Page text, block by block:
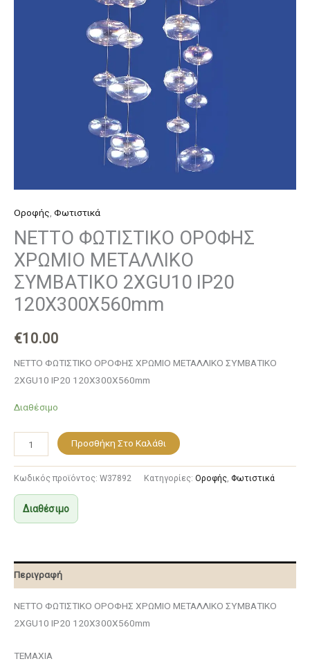
Οροφής, Φωτιστικά
NETTO ΦΩΤΙΣΤΙΚΟ ΟΡΟΦΗΣ
ΧΡΩΜΙΟ ΜΕΤΑΛΛΙΚΟ
ΣΥΜΒΑΤΙΚΟ 2ΧGU10 IP20
120Χ300Χ560mm
€10.00
NETTO ΦΩΤΙΣΤΙΚΟ ΟΡΟΦΗΣ ΧΡΩΜΙΟ ΜΕΤΑΛΛΙΚΟ ΣΥΜΒΑΤΙΚΟ
2ΧGU10 IP20 120Χ300Χ560mm
Διαθέσιμο
Προσθήκη Στο Καλάθι
Κωδικός προϊόντος: W37892 Κατηγορίες: Οροφής, Φωτιστικά
Διαθέσιμο
Περιγραφή
NETTO ΦΩΤΙΣΤΙΚΟ ΟΡΟΦΗΣ ΧΡΩΜΙΟ ΜΕΤΑΛΛΙΚΟ ΣΥΜΒΑΤΙΚΟ
2ΧGU10 IP20 120Χ300Χ560mm
ΤΕΜΑΧΙΑ